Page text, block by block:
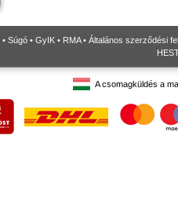
• Súgó • GyIK • RMA• Általános szerződési
A csomagküldés a